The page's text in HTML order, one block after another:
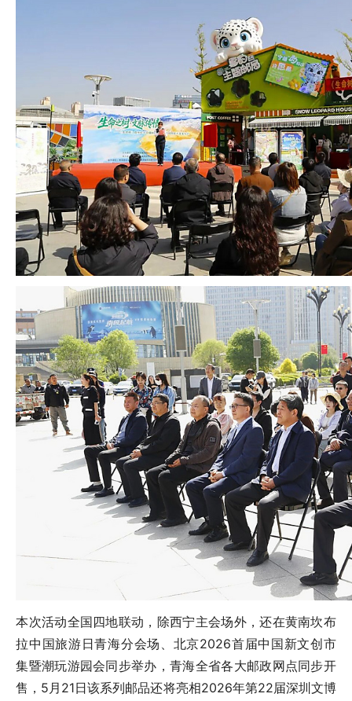
本次活动全国四地联动，除西宁主会场外，还在黄南坎布
拉中国旅游日青海分会场、北京2026首届中国新文创市
集暨潮玩游园会同步举办，青海全省各大邮政网点同步开
售，5月21日该系列邮品还将亮相2026年第22届深圳文博